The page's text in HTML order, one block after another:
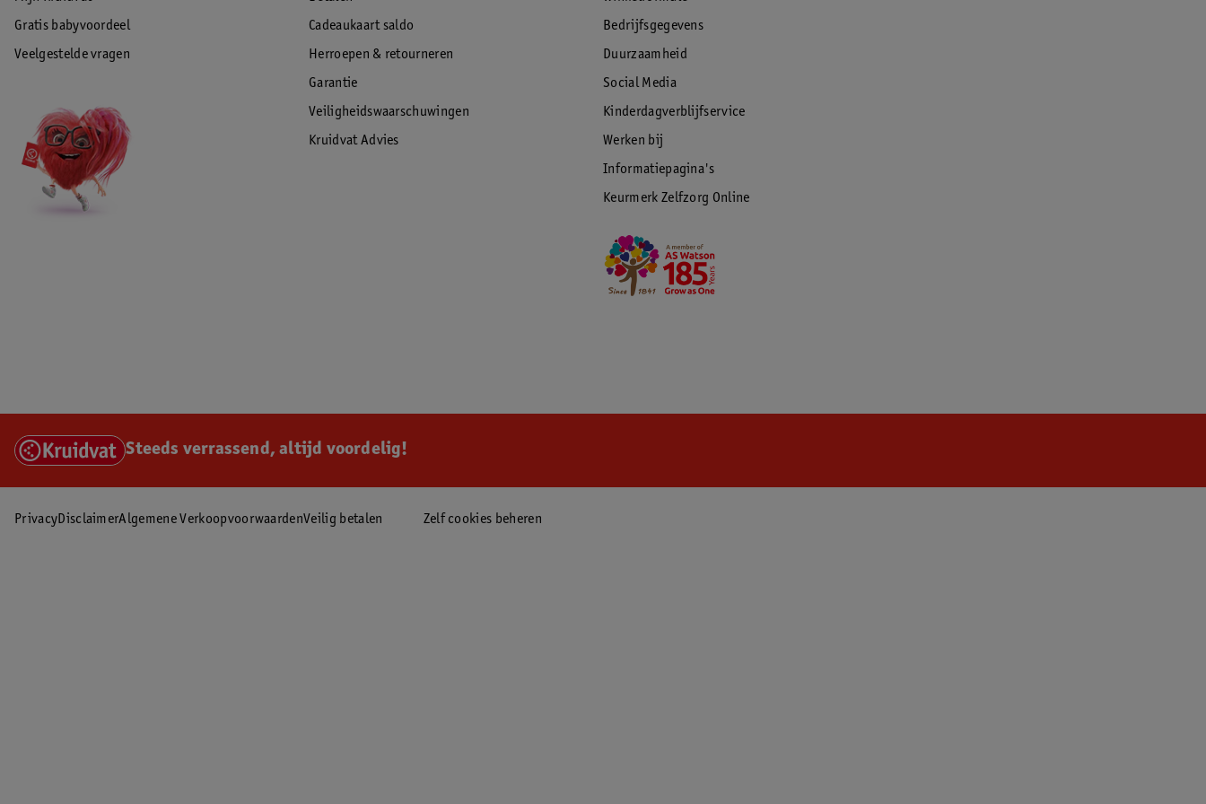
Gratis babyvoordeel
Veelgestelde vragen
Cadeaukaart saldo
Herroepen & retourneren
Garantie
Veiligheidswaarschuwingen
Kruidvat Advies
Bedrijfsgegevens
Duurzaamheid
Social Media
Kinderdagverblijfservice
Werken bij
Informatiepagina's
Keurmerk Zelfzorg Online
Steeds verrassend, altijd voordelig!
PrivacyDisclaimerAlgemene VerkoopvoorwaardenVeilig betalen Zelf cookies beheren